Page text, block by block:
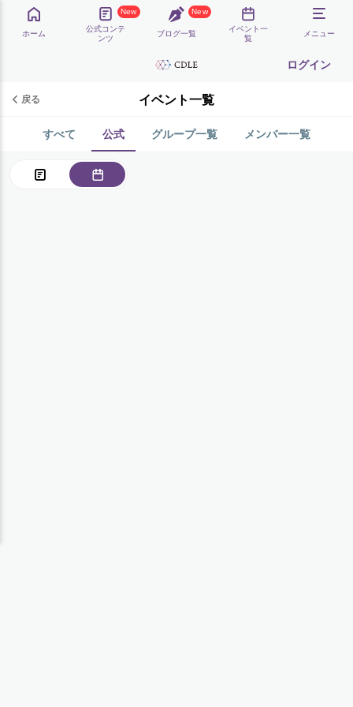
ホーム
New
公式コンテ
ンツ
New
ブログ一覧
イベント一
覧
メニュー
ログイン
戻る イベント一覧
すべて 公式 グループ一覧 メンバー一覧